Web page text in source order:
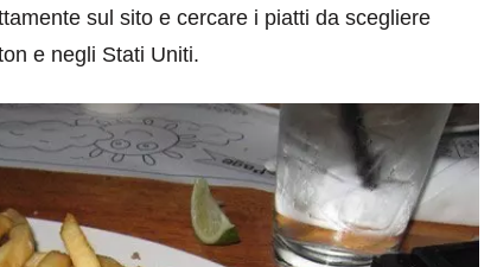
sul sito e cercare i piatti da scegliere
e negli Stati Uniti.